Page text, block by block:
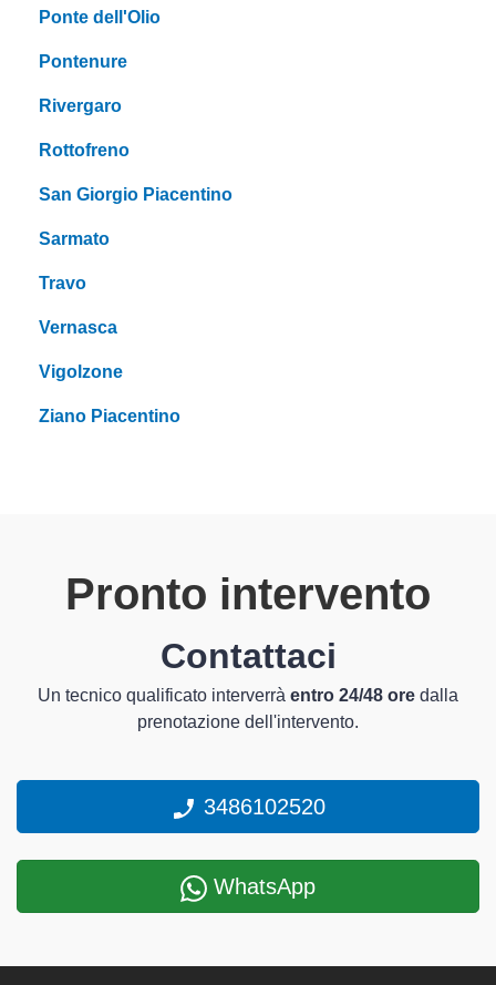
Ponte dell'Olio
Pontenure
Rivergaro
Rottofreno
San Giorgio Piacentino
Sarmato
Travo
Vernasca
Vigolzone
Ziano Piacentino
Pronto intervento
Contattaci
Un tecnico qualificato interverrà entro 24/48 ore dalla
prenotazione dell'intervento.
3486102520
WhatsApp